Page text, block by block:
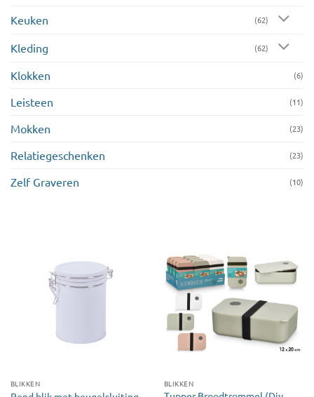
Keuken (62)
Kleding (62)
Klokken (6)
Leisteen (11)
Mokken (23)
Relatiegeschenken (23)
Zelf Graveren (10)
BLIKKEN BLIKKEN